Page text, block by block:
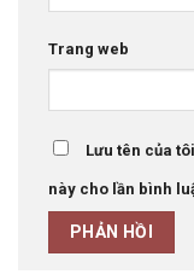
Trang web
Lưu tên của
này cho lần bình